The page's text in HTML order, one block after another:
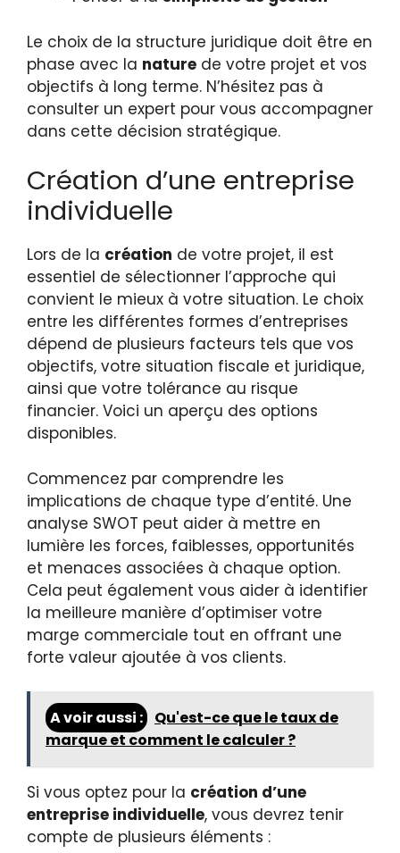
Le choix de la structure juridique doit être en
phase avec la nature de votre projet et vos
objectifs à long terme. N’hésitez pas à
consulter un expert pour vous accompagner
dans cette décision stratégique.
Création d’une entreprise
individuelle
Lors de la création de votre projet, il est
essentiel de sélectionner l’approche qui
convient le mieux à votre situation. Le choix
entre les différentes formes d’entreprises
dépend de plusieurs facteurs tels que vos
objectifs, votre situation fiscale et juridique,
ainsi que votre tolérance au risque
financier. Voici un aperçu des options
disponibles.
Commencez par comprendre les
implications de chaque type d’entité. Une
analyse SWOT peut aider à mettre en
lumière les forces, faiblesses, opportunités
et menaces associées à chaque option.
Cela peut également vous aider à identifier
la meilleure manière d’optimiser votre
marge commerciale tout en offrant une
forte valeur ajoutée à vos clients.
A voir aussi :
Qu'est-ce que le taux de
marque et comment le calculer ?
Si vous optez pour la création d’une
entreprise individuelle, vous devrez tenir
compte de plusieurs éléments :